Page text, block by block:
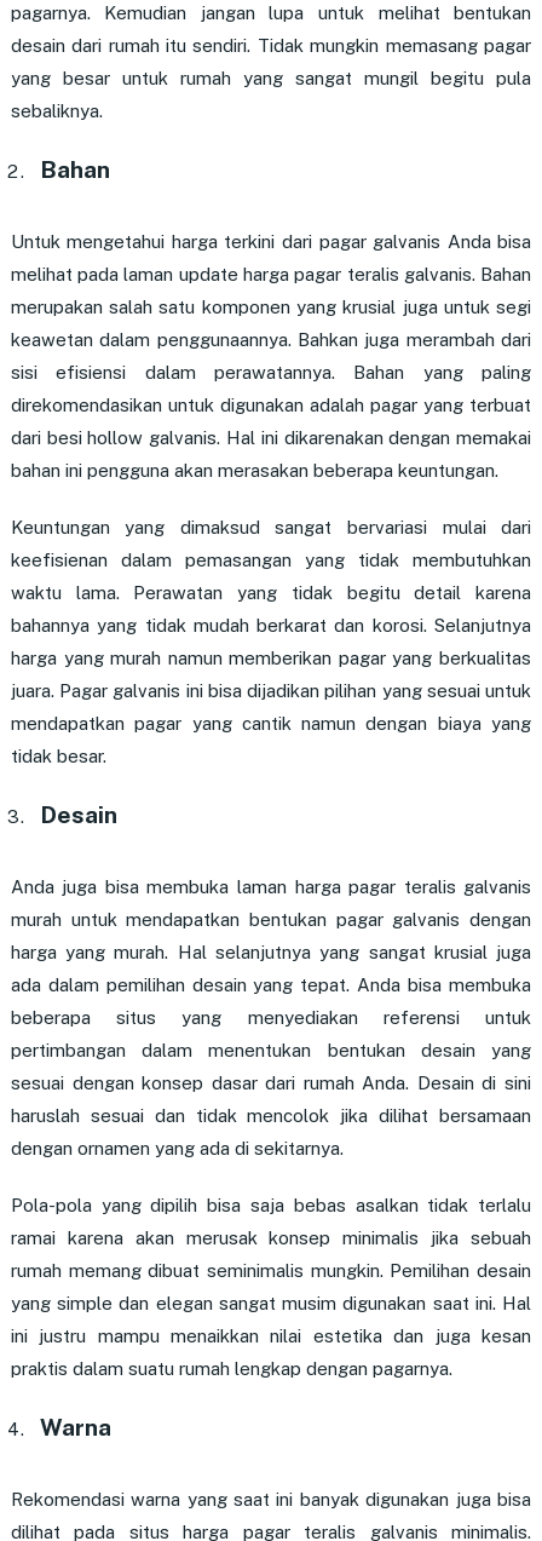
pagarnya. Kemudian jangan lupa untuk melihat bentukan
desain dari rumah itu sendiri. Tidak mungkin memasang pagar
yang besar untuk rumah yang sangat mungil begitu pula
sebaliknya.
Bahan
Untuk mengetahui harga terkini dari pagar galvanis Anda bisa
melihat pada laman update harga pagar teralis galvanis. Bahan
merupakan salah satu komponen yang krusial juga untuk segi
keawetan dalam penggunaannya. Bahkan juga merambah dari
sisi efisiensi dalam perawatannya. Bahan yang paling
direkomendasikan untuk digunakan adalah pagar yang terbuat
dari besi hollow galvanis. Hal ini dikarenakan dengan memakai
bahan ini pengguna akan merasakan beberapa keuntungan.
Keuntungan yang dimaksud sangat bervariasi mulai dari
keefisienan dalam pemasangan yang tidak membutuhkan
waktu lama. Perawatan yang tidak begitu detail karena
bahannya yang tidak mudah berkarat dan korosi. Selanjutnya
harga yang murah namun memberikan pagar yang berkualitas
juara. Pagar galvanis ini bisa dijadikan pilihan yang sesuai untuk
mendapatkan pagar yang cantik namun dengan biaya yang
tidak besar.
Desain
Anda juga bisa membuka laman harga pagar teralis galvanis
murah untuk mendapatkan bentukan pagar galvanis dengan
harga yang murah. Hal selanjutnya yang sangat krusial juga
ada dalam pemilihan desain yang tepat. Anda bisa membuka
beberapa situs yang menyediakan referensi untuk
pertimbangan dalam menentukan bentukan desain yang
sesuai dengan konsep dasar dari rumah Anda. Desain di sini
haruslah sesuai dan tidak mencolok jika dilihat bersamaan
dengan ornamen yang ada di sekitarnya.
Pola-pola yang dipilih bisa saja bebas asalkan tidak terlalu
ramai karena akan merusak konsep minimalis jika sebuah
rumah memang dibuat seminimalis mungkin. Pemilihan desain
yang simple dan elegan sangat musim digunakan saat ini. Hal
ini justru mampu menaikkan nilai estetika dan juga kesan
praktis dalam suatu rumah lengkap dengan pagarnya.
Warna
Rekomendasi warna yang saat ini banyak digunakan juga bisa
dilihat pada situs harga pagar teralis galvanis minimalis.